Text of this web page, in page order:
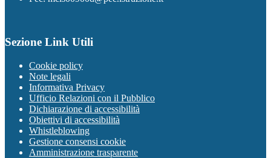
Sezione Link Utili
Cookie policy
Note legali
Informativa Privacy
Ufficio Relazioni con il Pubblico
Dichiarazione di accessibilità
Obiettivi di accessibilità
Whistleblowing
Gestione consensi cookie
Amministrazione trasparente